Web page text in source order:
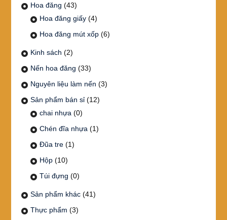
Hoa đăng (43)
Hoa đăng giấy (4)
Hoa đăng mút xốp (6)
Kinh sách (2)
Nến hoa đăng (33)
Nguyên liệu làm nến (3)
Sản phẩm bán sỉ (12)
chai nhựa (0)
Chén đĩa nhựa (1)
Đũa tre (1)
Hộp (10)
Túi đựng (0)
Sản phẩm khác (41)
Thực phẩm (3)